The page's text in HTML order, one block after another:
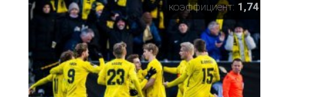
коэффициент: 1,74